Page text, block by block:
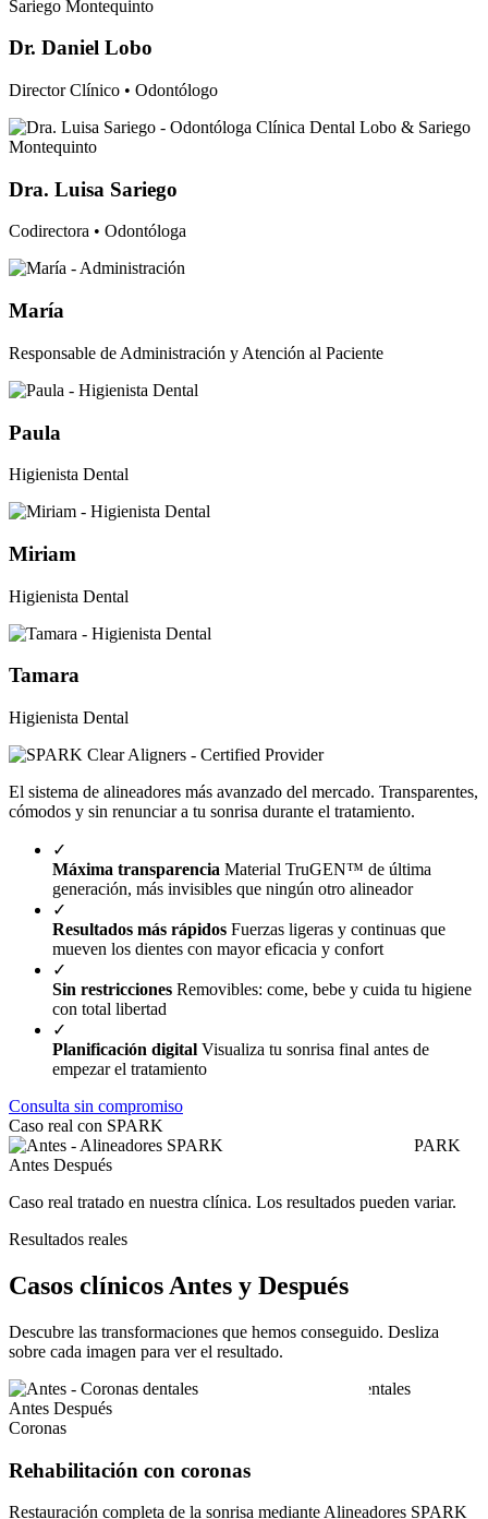
Dr. Daniel Lobo
Director Clínico • Odontólogo
Dra. Luisa Sariego
Codirectora • Odontóloga
María
Responsable de Administración y Atención al Paciente
Paula
Higienista Dental
Miriam
Higienista Dental
Tamara
Higienista Dental
El sistema de alineadores más avanzado del mercado. Transparentes,
cómodos y sin renunciar a tu sonrisa durante el tratamiento.
✓
Máxima transparencia Material TruGEN™ de última
generación, más invisibles que ningún otro alineador
✓
Resultados más rápidos Fuerzas ligeras y continuas que
mueven los dientes con mayor eficacia y confort
✓
Sin restricciones Removibles: come, bebe y cuida tu higiene
con total libertad
✓
Planificación digital Visualiza tu sonrisa final antes de
empezar el tratamiento
Consulta sin compromiso
Caso real con SPARK
Antes Después
Caso real tratado en nuestra clínica. Los resultados pueden variar.
Resultados reales
Casos clínicos Antes y Después
Descubre las transformaciones que hemos conseguido. Desliza
sobre cada imagen para ver el resultado.
Antes Después
Coronas
Rehabilitación con coronas
Restauración completa de la sonrisa mediante Alineadores SPARK